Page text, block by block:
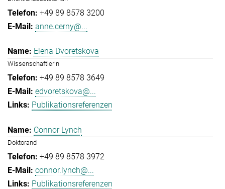
+49 89 8578 3200
anne.cerny@...
Elena Dvoretskova
Wissenschaftlerin
+49 89 8578 3649
edvoretskova@...
Publikationsreferenzen
Connor Lynch
Doktorand
+49 89 8578 3972
connor.lynch@...
Publikationsreferenzen